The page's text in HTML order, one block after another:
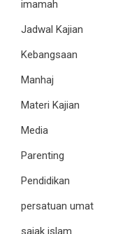
imamah
Jadwal Kajian
Kebangsaan
Manhaj
Materi Kajian
Media
Parenting
Pendidikan
persatuan umat
sajak islam